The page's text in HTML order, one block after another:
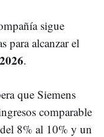
sigue
para alcanzar el
.
que Siemens
comparable
8% al 10% y un